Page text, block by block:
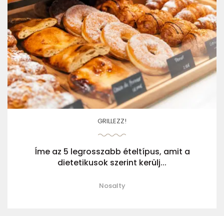
GRILLEZZ!
Íme az 5 legrosszabb ételtípus, amit a
dietetikusok szerint kerülj...
Nosalty